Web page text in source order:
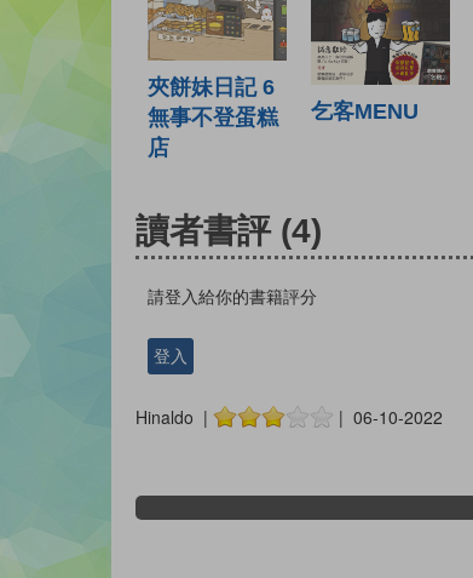
夾餅妹日記 6
無事不登蛋糕
店
乞客MENU
讀者書評 (4)
請登入給你的書籍評分
登入
Hinaldo | | 06-10-2022